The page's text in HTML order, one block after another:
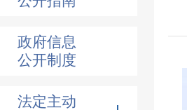
政府信息
公开制度
法定主动